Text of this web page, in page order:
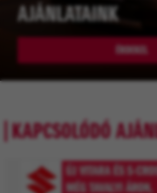
AJÁNLATAINK
ÉRDEKEL
KAPCSOLÓDÓ